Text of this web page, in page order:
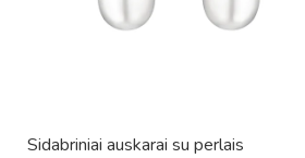
Sidabriniai auskarai su perlais